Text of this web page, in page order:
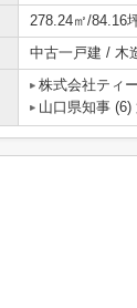
278.24㎡/84.16
中古一戸建 / 木
株式会社ティ
山口県知事 (6)